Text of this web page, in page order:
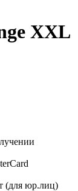
XXL
(для юр.лиц)